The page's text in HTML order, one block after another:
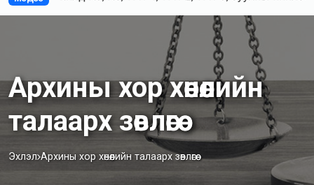
Архины хор хөнөөлийн
талаарх зөвлөгөө
Эхлэл Архины хор хөнөөлийн талаарх зөвлөгөө